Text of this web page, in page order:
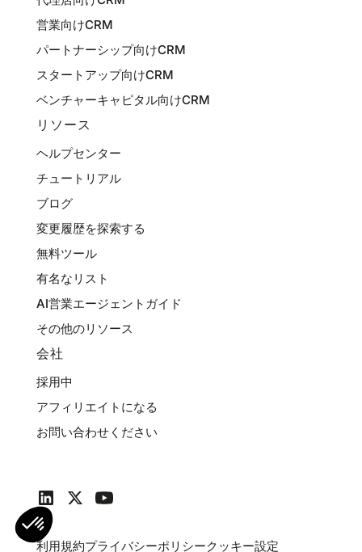
営業向けCRM
パートナーシップ向けCRM
スタートアップ向けCRM
ベンチャーキャピタル向けCRM
リソース
ヘルプセンター
チュートリアル
ブログ
変更履歴を探索する
無料ツール
有名なリスト
AI営業エージェントガイド
その他のリソース
会社
採用中
アフィリエイトになる
お問い合わせください
利用規約プライバシーポリシークッキー設定